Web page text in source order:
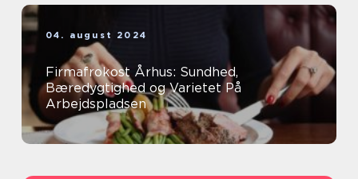
04. august 2024
Firmafrokost Århus: Sundhed,
Bæredygtighed og Varietet På
Arbejdspladsen